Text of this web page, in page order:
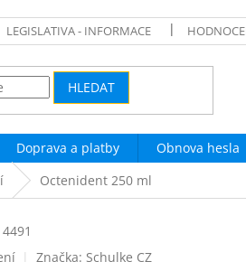
LEGISLATIVA - INFORMACE
HLEDAT
Doprava a platby Obnova hesla
Octenident 250 ml
4491
Značka: Schulke CZ